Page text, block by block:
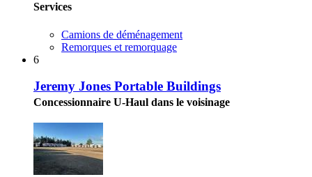
Services
Camions de déménagement
Remorques et remorquage
6
Jeremy Jones Portable Buildings
Concessionnaire U-Haul dans le voisinage